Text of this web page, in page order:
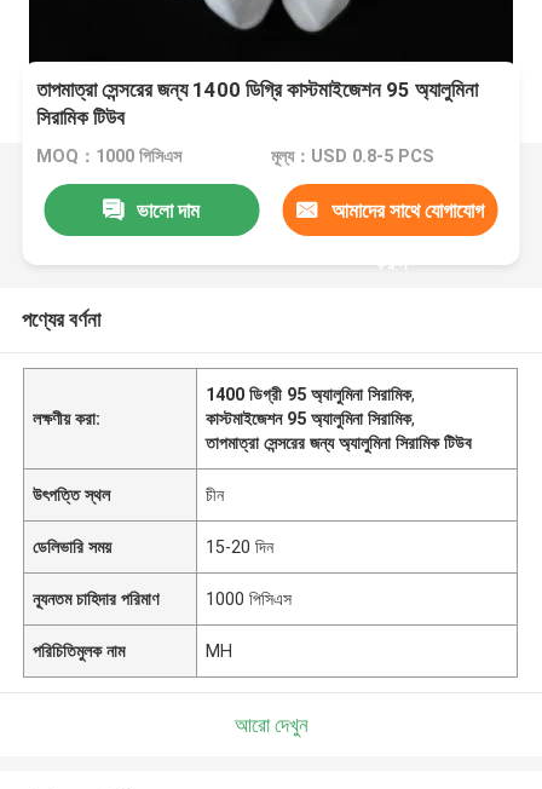
তাপমাত্রা সেন্সরের জন্য 1400 ডিগ্রি কাস্টমাইজেশন 95 অ্যালুমিনা
সিরামিক টিউব
MOQ：1000 পিসিএস মূল্য：USD 0.8-5 PCS
ভালো দাম আমাদের সাথে যোগাযোগ
করুন
পণ্যের বর্ণনা
লক্ষণীয় করা:
1400 ডিগ্রী 95 অ্যালুমিনা সিরামিক,
কাস্টমাইজেশন 95 অ্যালুমিনা সিরামিক,
তাপমাত্রা সেন্সরের জন্য অ্যালুমিনা সিরামিক টিউব
উৎপত্তি স্থল চীন
ডেলিভারি সময় 15-20 দিন
ন্যূনতম চাহিদার পরিমাণ 1000 পিসিএস
পরিচিতিমুলক নাম MH
আরো দেখুন